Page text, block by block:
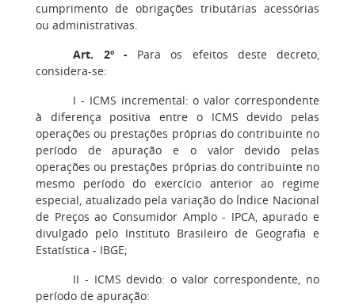
cumprimento de obrigações tributárias acessórias
ou administrativas.
Art. 2º - Para os efeitos deste decreto,
considera-se:
I - ICMS incremental: o valor correspondente
à diferença positiva entre o ICMS devido pelas
operações ou prestações próprias do contribuinte no
período de apuração e o valor devido pelas
operações ou prestações próprias do contribuinte no
mesmo período do exercício anterior ao regime
especial, atualizado pela variação do Índice Nacional
de Preços ao Consumidor Amplo - IPCA, apurado e
divulgado pelo Instituto Brasileiro de Geografia e
Estatística - IBGE;
II - ICMS devido: o valor correspondente, no
período de apuração: